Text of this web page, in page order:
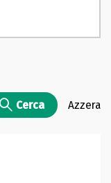
Cerca Azzera